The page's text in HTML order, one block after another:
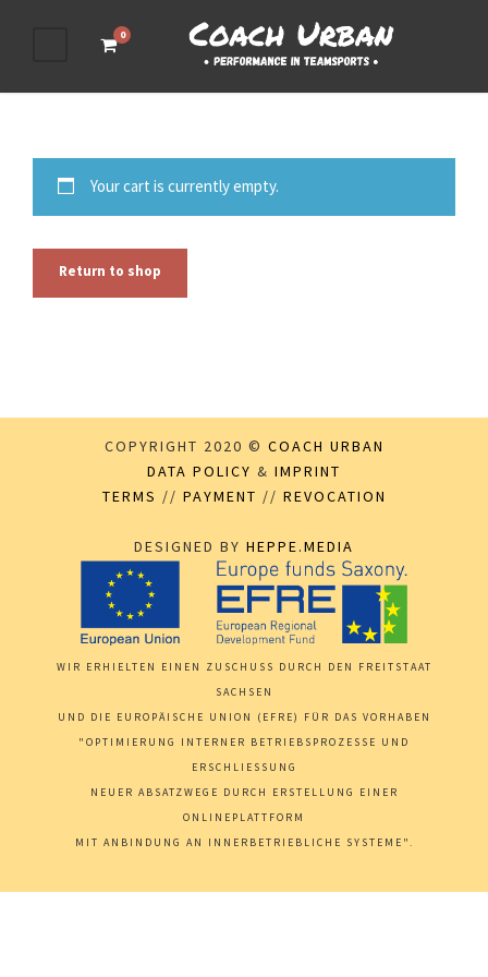
0
Your cart is currently empty.
Return to shop
COPYRIGHT 2020 © COACH URBAN
DATA POLICY & IMPRINT
TERMS // PAYMENT // REVOCATION
DESIGNED BY HEPPE.MEDIA
WIR ERHIELTEN EINEN ZUSCHUSS DURCH DEN FREITSTAAT
SACHSEN
UND DIE EUROPÄISCHE UNION (EFRE) FÜR DAS VORHABEN
"OPTIMIERUNG INTERNER BETRIEBSPROZESSE UND
ERSCHLIESSUNG
NEUER ABSATZWEGE DURCH ERSTELLUNG EINER
ONLINEPLATTFORM
MIT ANBINDUNG AN INNERBETRIEBLICHE SYSTEME".